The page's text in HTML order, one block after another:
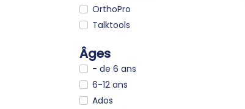
OrthoPro
Talktools
Âges
- de 6 ans
6-12 ans
Ados